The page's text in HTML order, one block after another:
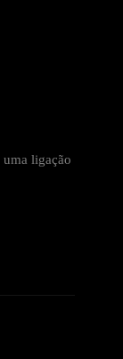
uma ligação